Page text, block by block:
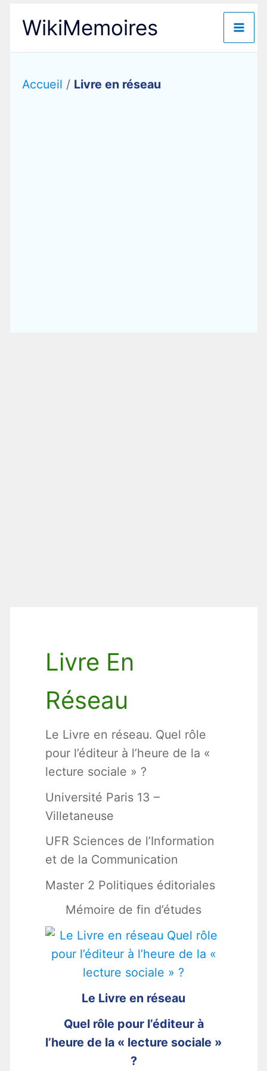
contenu
WikiMemoires
Accueil / Livre en réseau
Livre En
Réseau
Le Livre en réseau. Quel rôle
pour l’éditeur à l’heure de la «
lecture sociale » ?
Université Paris 13 –
Villetaneuse
UFR Sciences de l’Information
et de la Communication
Master 2 Politiques éditoriales
Mémoire de fin d’études
Le Livre en réseau
Quel rôle pour l’éditeur à
l’heure de la « lecture sociale »
?